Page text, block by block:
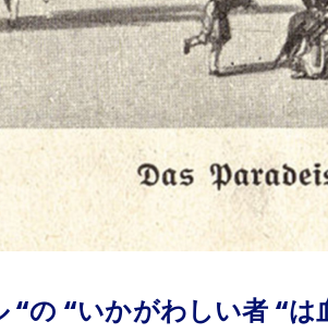
“の “いかがわしい者 “は